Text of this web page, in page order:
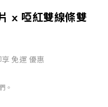
x 啞紅雙線條雙
免運 優惠
。